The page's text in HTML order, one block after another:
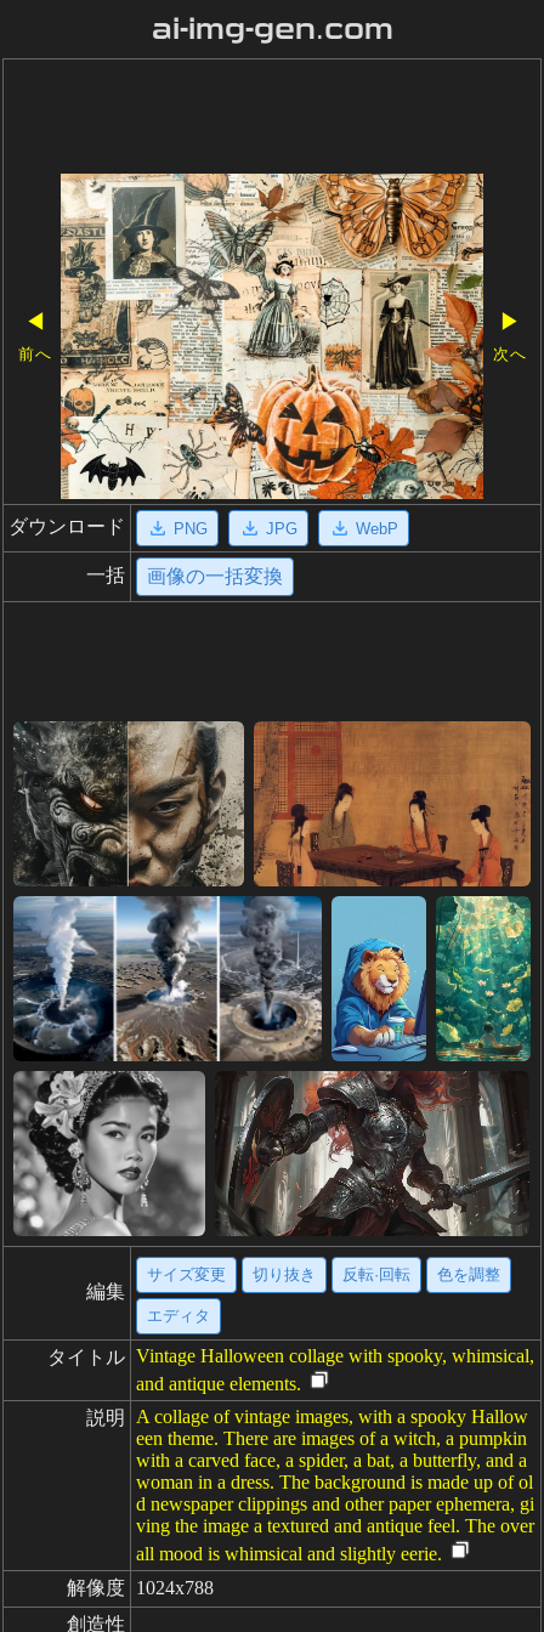
ai-img-gen.com
◀
前へ
▶
次へ
ダウンロード PNG JPG WebP
一括 画像の一括変換
編集
サイズ変更 切り抜き 反転·回転 色を調整
エディタ
タイトル Vintage Halloween collage with spooky, whimsical,
and antique elements.
説明
A collage of vintage images, with a spooky Hallow
een theme. There are images of a witch, a pumpkin
with a carved face, a spider, a bat, a butterfly, and a
woman in a dress. The background is made up of ol
d newspaper clippings and other paper ephemera, gi
ving the image a textured and antique feel. The over
all mood is whimsical and slightly eerie.
解像度 1024x788
創造性